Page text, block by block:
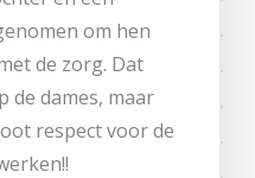
om hen
de zorg. Dat
de dames, maar
respect voor de